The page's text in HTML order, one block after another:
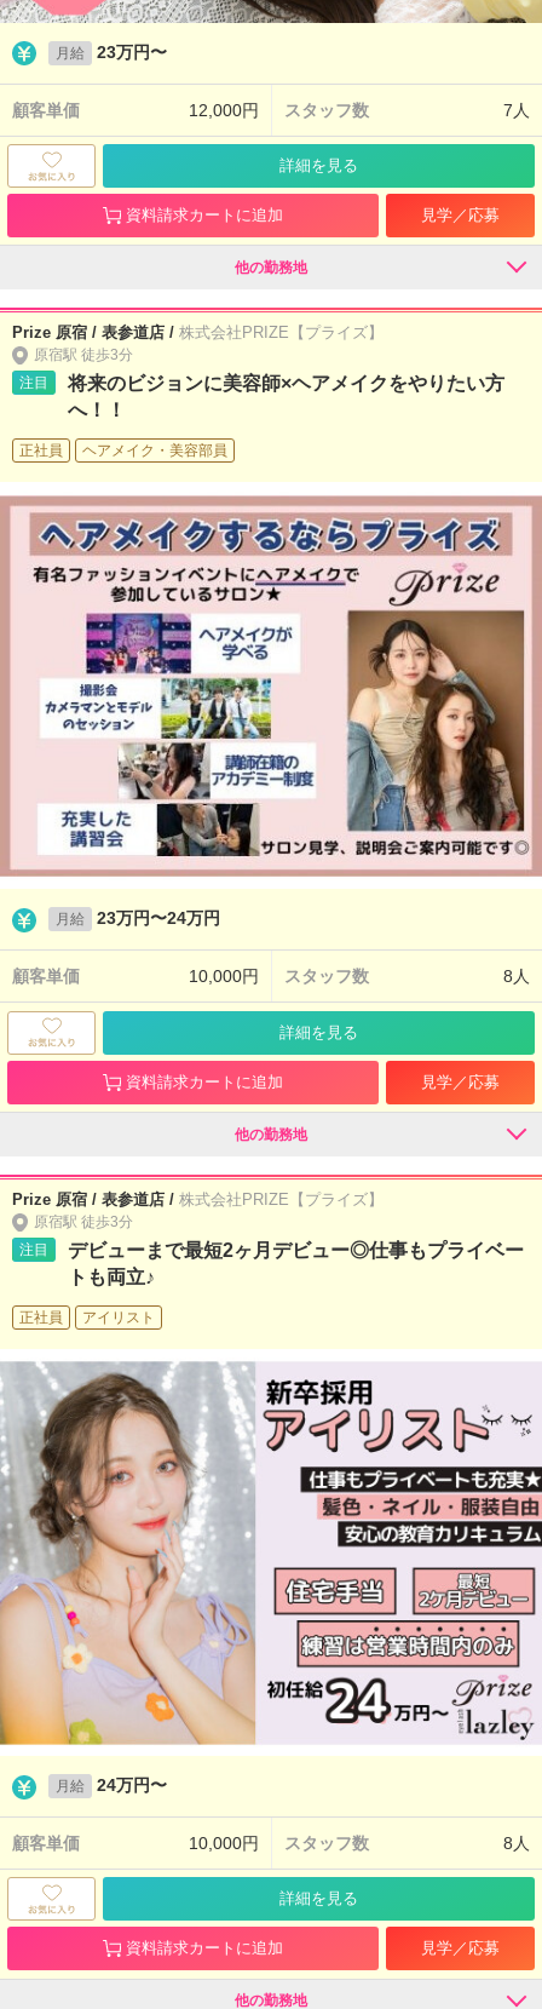
月給 23万円〜
顧客単価 12,000円 スタッフ数 7人
詳細を見る
資料請求カートに追加 見学／応募
他の勤務地
Prize 原宿 / 表参道店 / 株式会社PRIZE【プライズ】
原宿駅 徒歩3分
注目
将来のビジョンに美容師×ヘアメイクをやりたい方
へ！！
正社員 ヘアメイク・美容部員
月給 23万円〜24万円
顧客単価 10,000円 スタッフ数 8人
詳細を見る
資料請求カートに追加 見学／応募
他の勤務地
Prize 原宿 / 表参道店 / 株式会社PRIZE【プライズ】
原宿駅 徒歩3分
注目
デビューまで最短2ヶ月デビュー◎仕事もプライベー
トも両立♪
正社員 アイリスト
月給 24万円〜
顧客単価 10,000円 スタッフ数 8人
詳細を見る
資料請求カートに追加 見学／応募
他の勤務地